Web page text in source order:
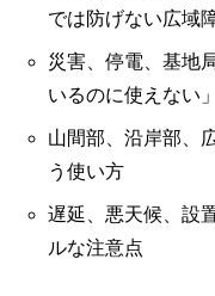
では防げない広域
災害、停電、基地
いるのに使えない
山間部、沿岸部、
う使い方
遅延、悪天候、設
ルな注意点